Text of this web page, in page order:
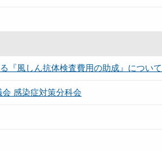
『風しん抗体検査費用の助成』について
感染症対策分科会